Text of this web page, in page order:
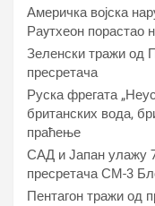
Америчка војска
Раyтхеон порастао
Зеленски тражи од
пресретача
Руска фрегата
британских вода,
праћење
САД и Јапан улажу
пресретача СМ-3
Пентагон тражи од